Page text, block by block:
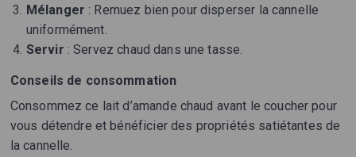
Mélanger : Remuez bien pour disperser la cannelle
uniformément.
Servir : Servez chaud dans une tasse.
Conseils de consommation
Consommez ce lait d’amande chaud avant le coucher pour
vous détendre et bénéficier des propriétés satiétantes de
la cannelle.